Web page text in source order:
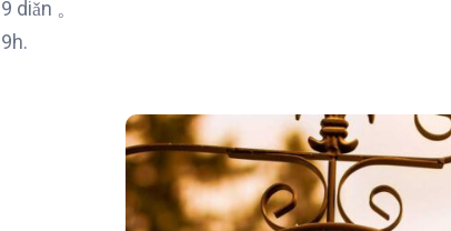
9 diǎn 。
9h.